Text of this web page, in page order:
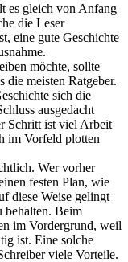
es gleich von Anfang
die Leser
eine gute Geschichte
möchte, sollte
die meisten Ratgeber.
sich die
ausgedacht
Schritt ist viel Arbeit
im Vorfeld plotten
Wer vorher
festen Plan, wie
diese Weise gelingt
behalten. Beim
im Vordergrund, weil
ist. Eine solche
viele Vorteile.